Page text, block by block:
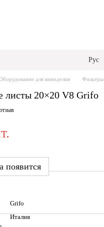
Рус
для виноделия Фильтры
листы 20×20 V8 Grifo
появится
Grifo
Италия